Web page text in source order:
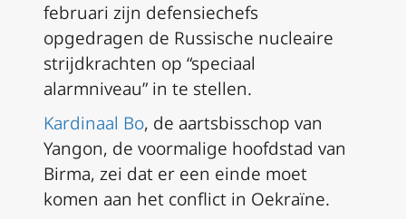
februari zijn defensiechefs
opgedragen de Russische nucleaire
strijdkrachten op “speciaal
alarmniveau” in te stellen.
Kardinaal Bo, de aartsbisschop van
Yangon, de voormalige hoofdstad van
Birma, zei dat er een einde moet
komen aan het conflict in Oekraïne.